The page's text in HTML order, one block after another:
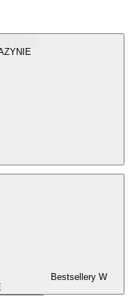
Bestsellery W